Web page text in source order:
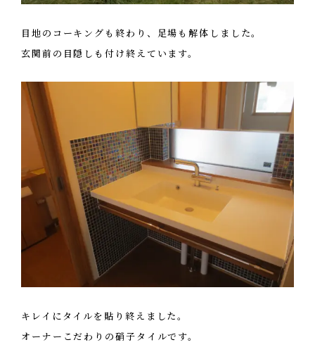
目地のコーキングも終わり、足場も解体しました。
玄関前の目隠しも付け終えています。
キレイにタイルを貼り終えました。
オーナーこだわりの硝子タイルです。